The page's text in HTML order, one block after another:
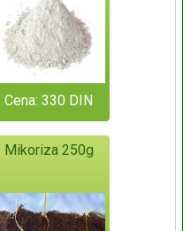
Cena: 330 DIN
Mikoriza 250g